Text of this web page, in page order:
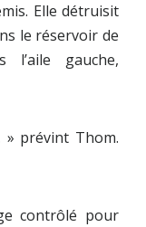
Elle détruisit
le réservoir de
l’aile gauche,
» prévint Thom.
contrôlé pour